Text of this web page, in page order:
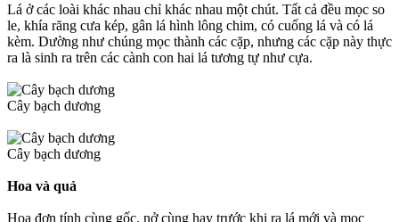
Lá ở các loài khác nhau chỉ khác nhau một chút. Tất cả đều mọc so
le, khía răng cưa kép, gân lá hình lông chim, có cuống lá và có lá
kèm. Dường như chúng mọc thành các cặp, nhưng các cặp này thực
ra là sinh ra trên các cành con hai lá tương tự như cựa.
Cây bạch dương
Cây bạch dương
Hoa và quả
Hoa đơn tính cùng gốc, nở cùng hay trước khi ra lá mới và mọc